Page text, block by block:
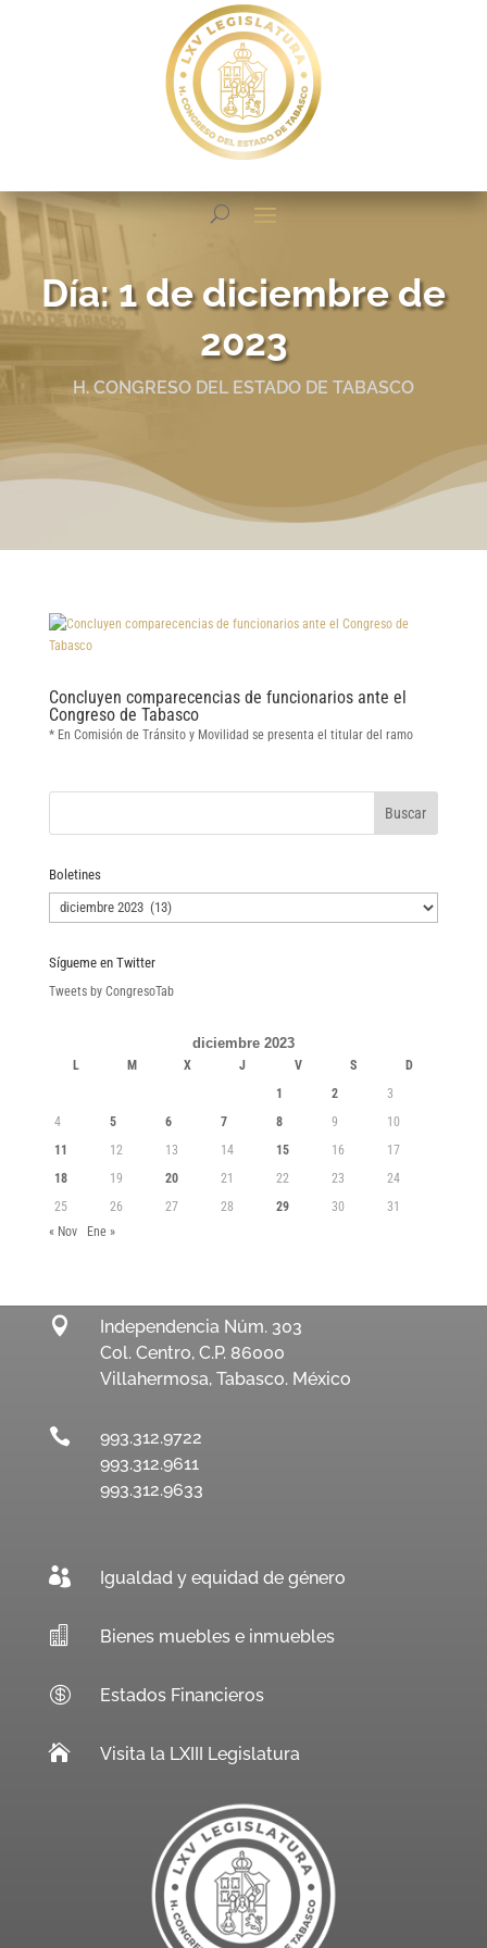
Día:1 de diciembre de
2023
H. CONGRESO DEL ESTADO DE TABASCO
Concluyen comparecencias de funcionarios ante el
Congreso de Tabasco
* En Comisión de Tránsito y Movilidad se presenta el titular del ramo
Boletines
Boletines
Sígueme en Twitter
Tweets by CongresoTab
diciembre 2023
L M X J V S
D
1
2
3
4
5 6 7 8 9
10
11
12 13 14 15 16
17
18
19 20 21 22 23
24
25
26 27 28 29 30
31
« Nov
Ene »

Independencia Núm. 303
Col. Centro, C.P. 86000
Villahermosa, Tabasco. México

993.312.9722
993.312.9611
993.312.9633
 Igualdad y equidad de género
 Bienes muebles e inmuebles
 Estados Financieros
 Visita la LXIII Legislatura